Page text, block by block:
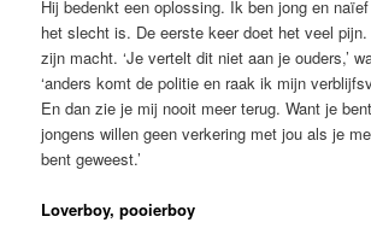
Hij bedenkt een oplossing. Ik ben jong en
het slecht is. De eerste keer doet het veel
zijn macht. ‘Je vertelt dit niet aan je ouders,’
‘anders komt de politie en raak ik mijn
En dan zie je mij nooit meer terug. Want je
jongens willen geen verkering met jou als je
bent geweest.’
Loverboy, pooierboy